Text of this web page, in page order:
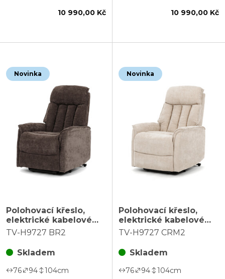
10 990,00 Kč 10 990,00 Kč
Novinka
Polohovací křeslo,
elektrické kabelové
ovládání, hnědá, látka,
TV-H9727 BR2
Skladem
76 94 104cm
Novinka
Polohovací křeslo,
elektrické kabelové
ovládání, béžová, látka,
TV-H9727 CRM2
Skladem
76 94 104cm